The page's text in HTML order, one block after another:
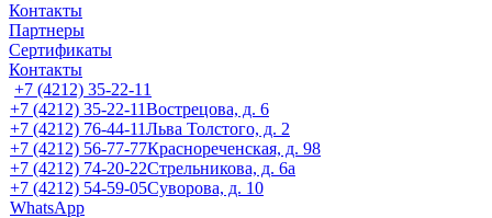
Контакты
Партнеры
Сертификаты
Контакты
+7 (4212) 35-22-11
+7 (4212) 35-22-11Вострецова, д. 6
+7 (4212) 76-44-11Льва Толстого, д. 2
+7 (4212) 56-77-77Краснореченская, д. 98
+7 (4212) 74-20-22Стрельникова, д. 6а
+7 (4212) 54-59-05Суворова, д. 10
WhatsApp